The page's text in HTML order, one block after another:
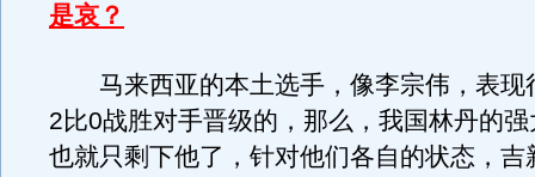
是哀？
马来西亚的本土选手，像李宗伟，表现
2比0战胜对手晋级的，那么，我国林丹的
也就只剩下他了，针对他们各自的状态，吉